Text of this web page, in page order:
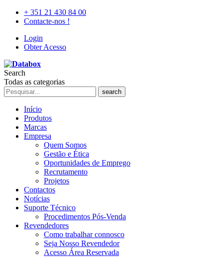
+ 351 21 430 84 00
Contacte-nos !
Login
Obter Acesso
Search
Todas as categorias
search
Início
Produtos
Marcas
Empresa
Quem Somos
Gestão e Ética
Oportunidades de Emprego
Recrutamento
Projetos
Contactos
Notícias
Suporte Técnico
Procedimentos Pós-Venda
Revendedores
Como trabalhar connosco
Seja Nosso Revendedor
Acesso Área Reservada